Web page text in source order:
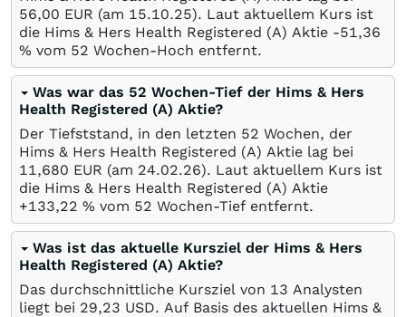
56,00 EUR (am 15.10.25). Laut aktuellem Kurs ist
die Hims & Hers Health Registered (A) Aktie -51,36
% vom 52 Wochen-Hoch entfernt.
Was war das 52 Wochen-Tief der Hims & Hers
Health Registered (A) Aktie?
Der Tiefststand, in den letzten 52 Wochen, der
Hims & Hers Health Registered (A) Aktie lag bei
11,680 EUR (am 24.02.26). Laut aktuellem Kurs ist
die Hims & Hers Health Registered (A) Aktie
+133,22 % vom 52 Wochen-Tief entfernt.
Was ist das aktuelle Kursziel der Hims & Hers
Health Registered (A) Aktie?
Das durchschnittliche Kursziel von 13 Analysten
liegt bei 29,23 USD. Auf Basis des aktuellen Hims &